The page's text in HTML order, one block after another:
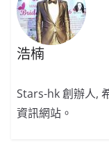
浩楠
Stars-hk 創辦人,
資訊網站。